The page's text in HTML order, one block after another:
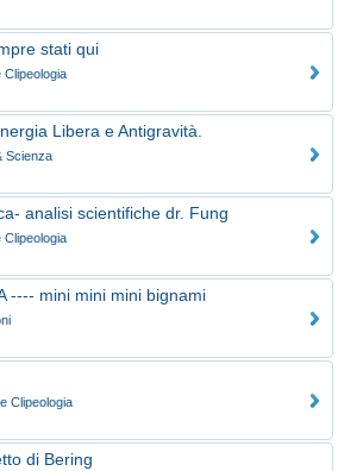
stati qui
Clipeologia
Libera e Antigravità.
Scienza
analisi scientifiche dr. Fung
Clipeologia
---- mini mini mini bignami
Clipeologia
di Bering